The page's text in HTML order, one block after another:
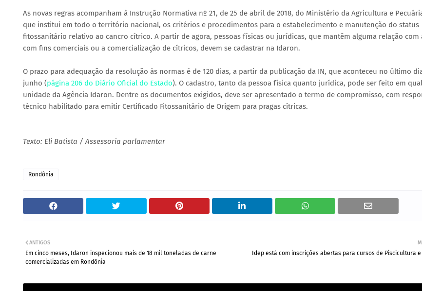
As novas regras acompanham à Instrução Normativa nº 21, de 25 de abril de 2018, do Ministério da Agricultura e
que institui em todo o território nacional, os critérios e procedimentos para o estabelecimento e manutenção do status
fitossanitário relativo ao cancro cítrico. A partir de agora, pessoas físicas ou jurídicas, que mantêm alguma relação com
com fins comerciais ou a comercialização de cítricos, devem se cadastrar na Idaron.
O prazo para adequação da resolução às normas é de 120 dias, a partir da publicação da IN, que aconteceu no último
junho (página 206 do Diário Oficial do Estado). O cadastro, tanto da pessoa física quanto jurídica, pode ser feito em
unidade da Agência Idaron. Dentre os documentos exigidos, deve ser apresentado o termo de compromisso, com
técnico habilitado para emitir Certificado Fitossanitário de Origem para pragas cítricas.
Texto: Eli Batista / Assessoria parlamentar
Rondônia
Idep está com inscrições abertas para cursos de Piscicultura
ANTIGOS
Em cinco meses, Idaron inspecionou mais de 18 mil toneladas de carne
comercializadas em Rondônia